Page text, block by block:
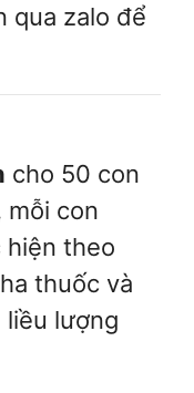
qua zalo để
cho 50 con
mỗi con
hiện theo
thuốc và
liều lượng